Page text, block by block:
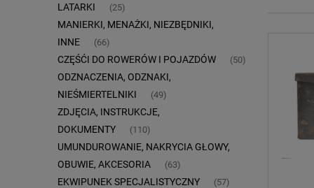
LATARKI (25)
MANIERKI, MENAŻKI, NIEZBĘDNIKI,
INNE
(66)
CZĘŚĆI DO ROWERÓW I POJAZDÓW (50)
ODZNACZENIA, ODZNAKI,
NIEŚMIERTELNIKI
(49)
ZDJĘCIA, INSTRUKCJE,
DOKUMENTY
(110)
UMUNDUROWANIE, NAKRYCIA GŁOWY,
OBUWIE, AKCESORIA
(63)
EKWIPUNEK SPECJALISTYCZNY (57)